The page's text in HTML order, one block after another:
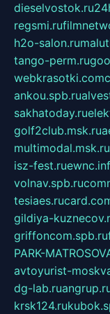
dieselvostok.ru
regsmi.ru
h2o-salon.ru
tango-perm.ru
webkrasotki.com
ankou.spb.ru
sakhatoday.ru
golf2club.msk.ru
multimodal.msk.ru
isz-fest.ru
volnav.spb.ru
tesiaes.ru
gildiya-
griffoncom.spb.ru
PARK-
avtoyurist-
dg-lab.ru
krsk124.ru